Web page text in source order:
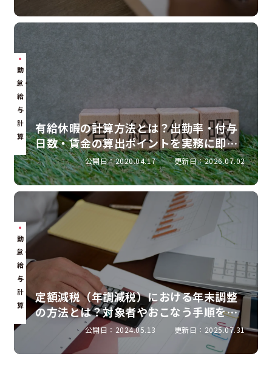
勤
怠・
給
与
計
算
有給休暇の計算方法とは？出勤率・付与
日数・賃金の算出ポイントを実務に即し
て解説
公開日：2020.04.17 更新日：2026.07.02
勤
怠・
給
与
計
算
定額減税（年調減税）における年末調整
の方法とは？対象者やおこなう手順を解
公開日：2024.05.13 更新日：2025.07.31